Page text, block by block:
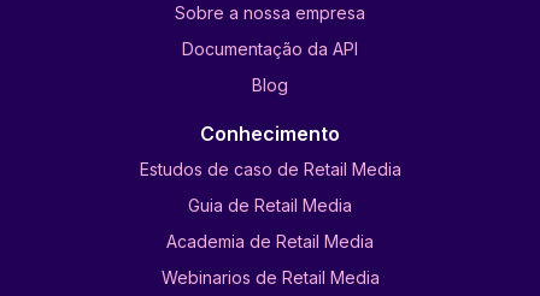
Sobre a nossa empresa
Documentação da API
Blog
Conhecimento
Estudos de caso de Retail Media
Guia de Retail Media
Academia de Retail Media
Webinarios de Retail Media